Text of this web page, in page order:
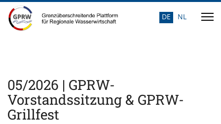
Sprache
DE NL
05/2026 | GPRW-
Vorstandssitzung & GPRW-
Grillfest